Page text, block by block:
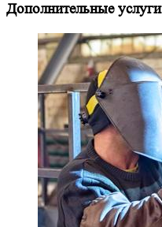
Дополнительные услуги